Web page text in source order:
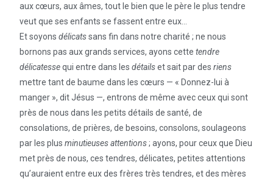
aux cœurs, aux âmes, tout le bien que le père le plus tendre
veut que ses enfants se fassent entre eux…
Et soyonsdélicatssans fin dans notre charité ; ne nous
bornons pas aux grands services, ayons cettetendre
délicatessequi entre dans lesdétailset sait par desriens
mettre tant de baume dans les cœurs — « Donnez-lui à
manger », dit Jésus —, entrons de même avec ceux qui sont
près de nous dans les petits détails de santé, de
consolations, de prières, de besoins, consolons, soulageons
par les plusminutieuses attentions; ayons, pour ceux que Dieu
met près de nous, ces tendres, délicates, petites attentions
qu’auraient entre eux des frères très tendres, et des mères